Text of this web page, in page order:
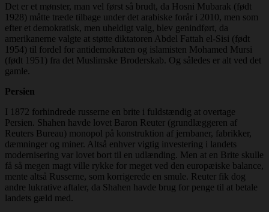
Det er et mønster, man vel først så brudt, da Hosni Mubarak (født
1928) måtte træde tilbage under det arabiske forår i 2010, men som
efter et demokratisk, men uheldigt valg, blev genindført, da
amerikanerne valgte at støtte diktatoren Abdel Fattah el-Sisi (født
1954) til fordel for antidemokraten og islamisten Mohamed Mursi
(født 1951) fra det Muslimske Broderskab. Og således er alt ved det
gamle.
Persien
I 1872 forhindrede russerne en brite i fuldstændig at overtage
Persien. Shahen havde lovet Baron Reuter (grundlæggeren af
Reuters Bureau) monopol på konstruktion af jernbaner, fabrikker,
dæmninger og miner. Altså enhver vigtig investering i landets
modernisering var lovet bort til en udlænding. Men at en Brite skulle
få så megen magt ville rykke for meget ved den europæiske balance,
mente altså Russerne, som korrigerede en smule. Reuter fik dog
andre lukrative aftaler, da Shahen havde brug for penge til at betale
landets gæld med.